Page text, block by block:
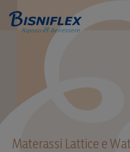
Materassi Lattice e